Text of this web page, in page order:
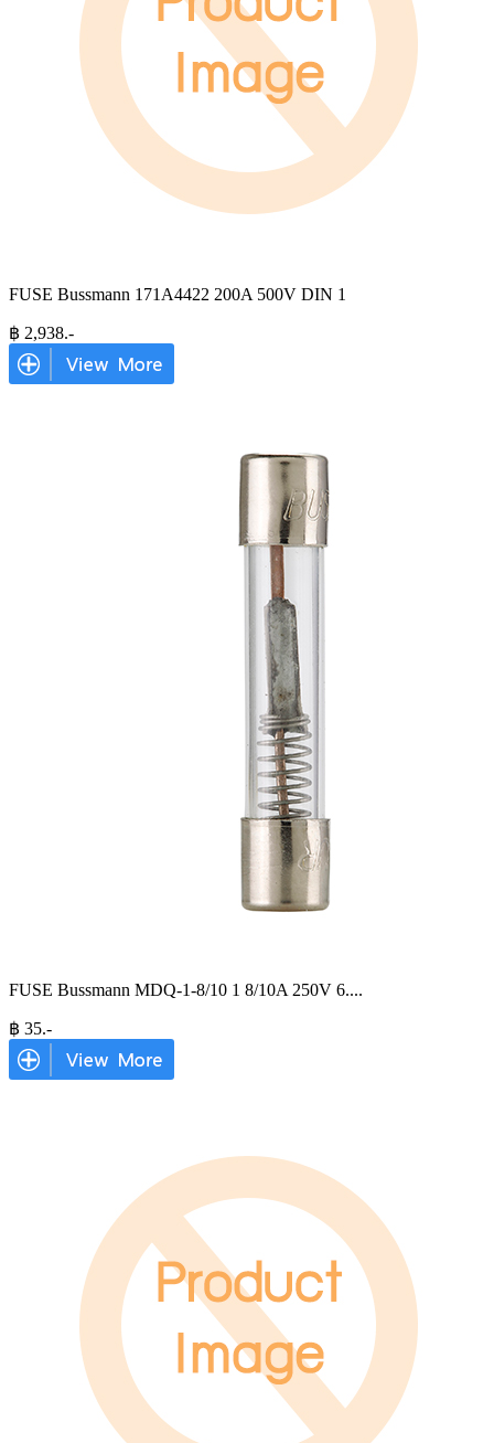
FUSE Bussmann 171A4422 200A 500V DIN 1
฿ 2,938.-
FUSE Bussmann MDQ-1-8/10 1 8/10A 250V 6....
฿ 35.-